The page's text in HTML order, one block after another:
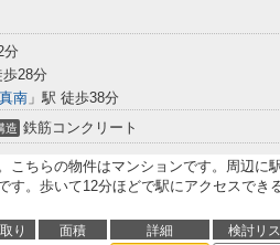
分
歩28分
南 」駅 徒歩38分
造 鉄筋コンクリート
こちらの物件はマンションです。周辺に
。歩いて12分ほどで駅にアクセスできる
り 面積 詳細
検討リ